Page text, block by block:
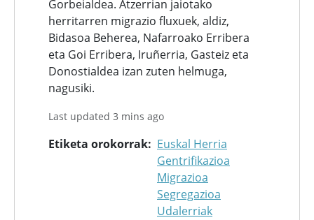
Gorbeialdea. Atzerrian jaiotako
herritarren migrazio fluxuek, aldiz,
Bidasoa Beherea, Nafarroako Erribera
eta Goi Erribera, Iruñerria, Gasteiz eta
Donostialdea izan zuten helmuga,
nagusiki.
Last updated 3 mins ago
Etiketa orokorrak
Euskal Herria
Gentrifikazioa
Migrazioa
Segregazioa
Udalerriak